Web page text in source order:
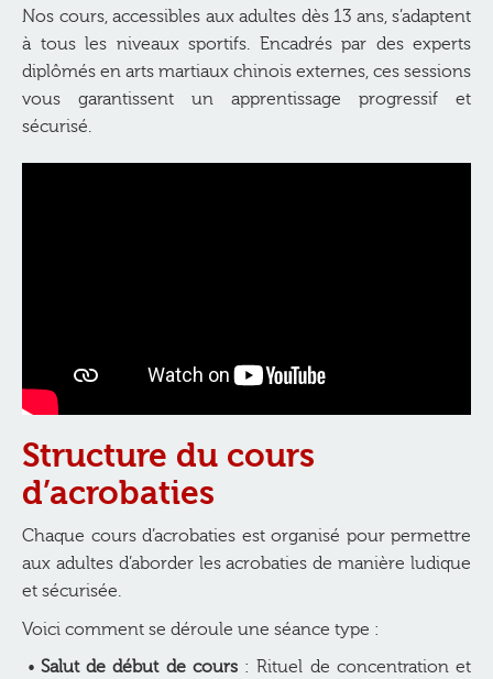
Nos cours, accessibles aux adultes dès 13 ans, s’adaptent
à tous les niveaux sportifs. Encadrés par des experts
diplômés en arts martiaux chinois externes, ces sessions
vous garantissent un apprentissage progressif et
sécurisé.
Structure du cours
d’acrobaties
Chaque cours d’acrobaties est organisé pour permettre
aux adultes d’aborder les acrobaties de manière ludique
et sécurisée.
Voici comment se déroule une séance type :
Salut de début de cours: Rituel de concentration et